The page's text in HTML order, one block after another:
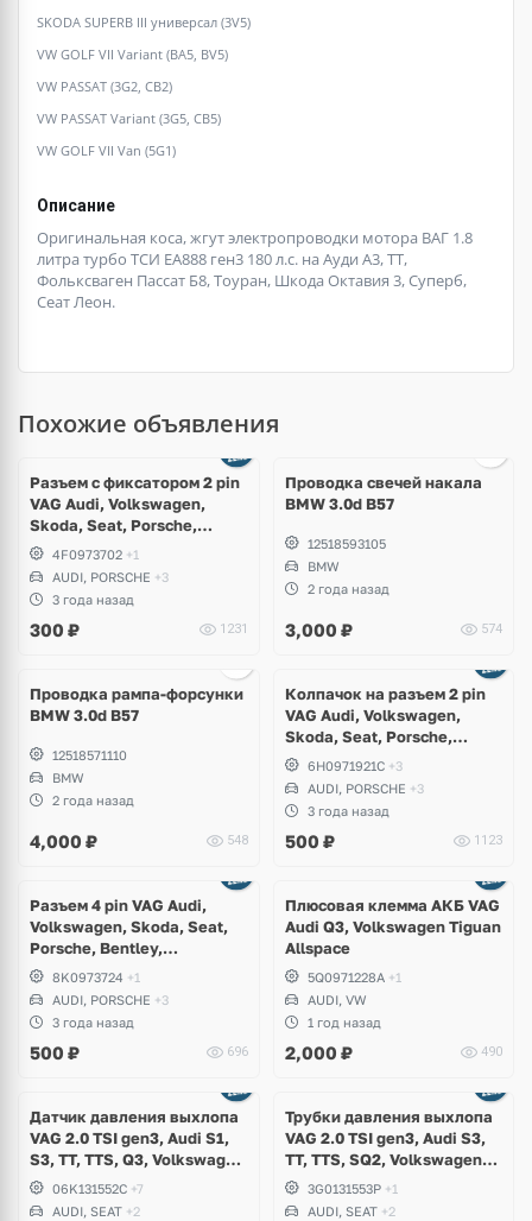
SKODA SUPERB III универсал (3V5)
VW GOLF VII Variant (BA5, BV5)
VW PASSAT (3G2, CB2)
VW PASSAT Variant (3G5, CB5)
VW GOLF VII Van (5G1)
Описание
Оригинальная коса, жгут электропроводки мотора ВАГ 1.8
литра турбо ТСИ ЕА888 ген3 180 л.с. на Ауди А3, ТТ,
Фольксваген Пассат Б8, Тоуран, Шкода Октавия 3, Суперб,
Сеат Леон.
Похожие объявления
Разъем с фиксатором 2 pin
VAG Audi, Volkswagen,
Skoda, Seat, Porsche,
Bentley, Lamborghini
4F0973702 +1
AUDI, PORSCHE +3
3 года назад
300 ₽ 1231
Проводка свечей накала
BMW 3.0d B57
12518593105
BMW
2 года назад
3,000 ₽ 574
Проводка рампа-форсунки
BMW 3.0d B57
12518571110
BMW
2 года назад
4,000 ₽ 548
Колпачок на разъем 2 pin
VAG Audi, Volkswagen,
Skoda, Seat, Porsche,
Bentley, Lamborghini
6H0971921C +3
AUDI, PORSCHE +3
3 года назад
500 ₽ 1123
Разъем 4 pin VAG Audi,
Volkswagen, Skoda, Seat,
Porsche, Bentley,
Lamborghini
8K0973724 +1
AUDI, PORSCHE +3
3 года назад
500 ₽ 696
Плюсовая клемма АКБ VAG
Audi Q3, Volkswagen Tiguan
Allspace
5Q0971228A +1
AUDI, VW
1 год назад
2,000 ₽ 490
Датчик давления выхлопа
VAG 2.0 TSI gen3, Audi S1,
S3, TT, TTS, Q3, Volkswagen
Arteon, Golf 7.5 R, GTI,
Passat B8, Tiguan, T-Roc,
06K131552C +7
AUDI, SEAT +2
Трубки давления выхлопа
VAG 2.0 TSI gen3, Audi S3,
TT, TTS, SQ2, Volkswagen
Arteon, Golf 7.5 R, GTI,
Passat B8, T-Roc, Skoda
3G0131553P +1
AUDI, SEAT +2